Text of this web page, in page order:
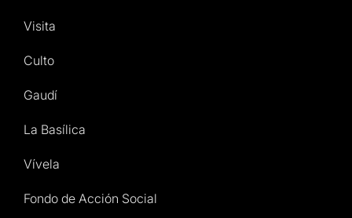
Visita
Culto
Gaudí
La Basílica
Vívela
Fondo de Acción Social